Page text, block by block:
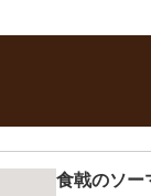
食戟のソー